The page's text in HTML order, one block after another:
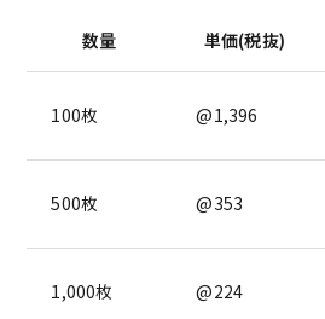
数量 単価(税抜)
100枚 @1,396
500枚 @353
1,000枚 @224